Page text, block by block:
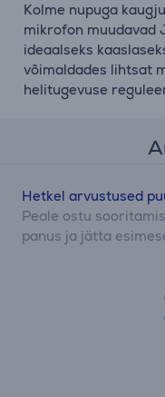
Kolme nupuga
mikrofon muudavad
ideaalseks
võimaldades lihtsat
helitugevuse
Hetkel arvustused
Peale ostu
panus ja jätta